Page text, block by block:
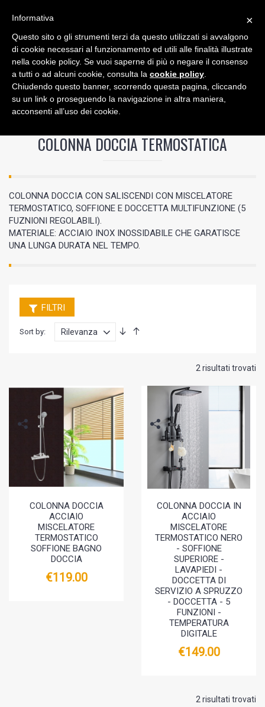
0
/ COLONNA DOCCIA TERMOSTATICA
COLONNA DOCCIA TERMOSTATICA
COLONNA DOCCIA CON SALISCENDI CON MISCELATORE
TERMOSTATICO, SOFFIONE E DOCCETTA MULTIFUNZIONE (5
FUZNIONI REGOLABILI).
MATERIALE: ACCIAIO INOX INOSSIDABILE CHE GARATISCE
UNA LUNGA DURATA NEL TEMPO.
FILTRI
Sort by:
2 risultati trovati
COLONNA DOCCIA
ACCIAIO
MISCELATORE
TERMOSTATICO
SOFFIONE BAGNO
DOCCIA
€119.00
COLONNA DOCCIA IN
ACCIAIO
MISCELATORE
TERMOSTATICO NERO
- SOFFIONE
SUPERIORE -
LAVAPIEDI -
DOCCETTA DI
SERVIZIO A SPRUZZO
- DOCCETTA - 5
FUNZIONI -
TEMPERATURA
DIGITALE
€149.00
2 risultati trovati
×
Informativa
Questo sito o gli strumenti terzi da questo utilizzati si avvalgono
di cookie necessari al funzionamento ed utili alle finalità illustrate
nella cookie policy. Se vuoi saperne di più o negare il consenso
a tutti o ad alcuni cookie, consulta la cookie policy
Chiudendo questo banner, scorrendo questa pagina, cliccando
su un link o proseguendo la navigazione in altra maniera,
acconsenti all’uso dei cookie.